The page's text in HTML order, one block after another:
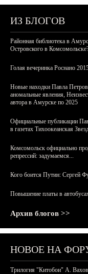
ИЗ БЛОГОВ
Районная библиотека в
Островского в
Голая вечеринка Роснано
Новые находки Павла
аномальные явления,
автора в Амурске по 2025
Официальные публикации
в газетах Тихоокеанская
Комсомольск официально
репрессий: задумаемся...
Кого боится Путин: Сергей
Повышение платы в
Архив блогов >>
НОВОЕ НА
Трилогия "Китобои" А.